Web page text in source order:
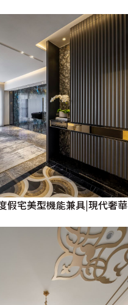
宅美型機能兼具|現代奢華